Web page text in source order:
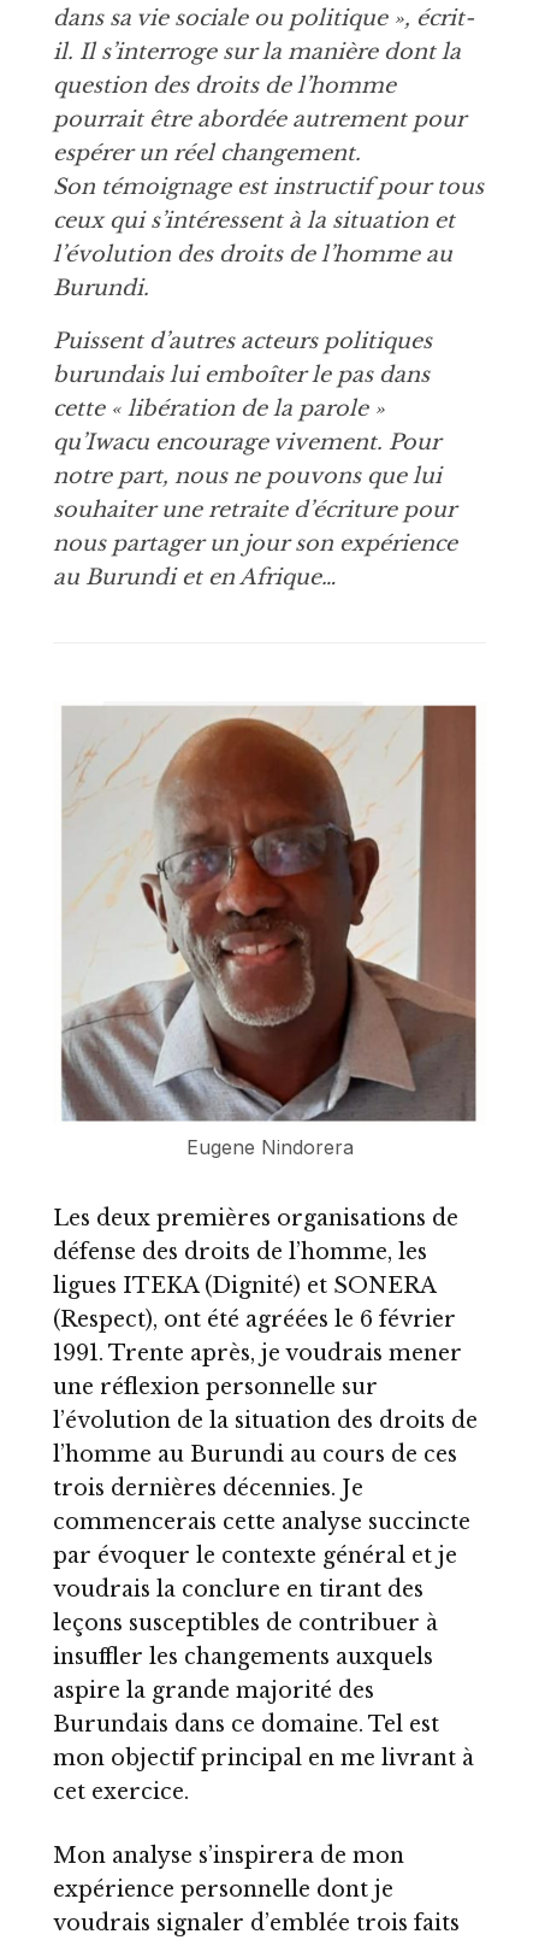
dans sa vie sociale ou politique », écrit-
il. Il s’interroge sur la manière dont la
question des droits de l’homme
pourrait être abordée autrement pour
espérer un réel changement.
Son témoignage est instructif pour tous
ceux qui s’intéressent à la situation et
l’évolution des droits de l’homme au
Burundi.
Puissent d’autres acteurs politiques
burundais lui emboîter le pas dans
cette « libération de la parole »
qu’Iwacu encourage vivement. Pour
notre part, nous ne pouvons que lui
souhaiter une retraite d’écriture pour
nous partager un jour son expérience
au Burundi et en Afrique…
Eugene Nindorera
Les deux premières organisations de
défense des droits de l’homme, les
ligues ITEKA (Dignité) et SONERA
(Respect), ont été agréées le 6 février
1991. Trente après, je voudrais mener
une réflexion personnelle sur
l’évolution de la situation des droits de
l’homme au Burundi au cours de ces
trois dernières décennies. Je
commencerais cette analyse succincte
par évoquer le contexte général et je
voudrais la conclure en tirant des
leçons susceptibles de contribuer à
insuffler les changements auxquels
aspire la grande majorité des
Burundais dans ce domaine. Tel est
mon objectif principal en me livrant à
cet exercice.
Mon analyse s’inspirera de mon
expérience personnelle dont je
voudrais signaler d’emblée trois faits